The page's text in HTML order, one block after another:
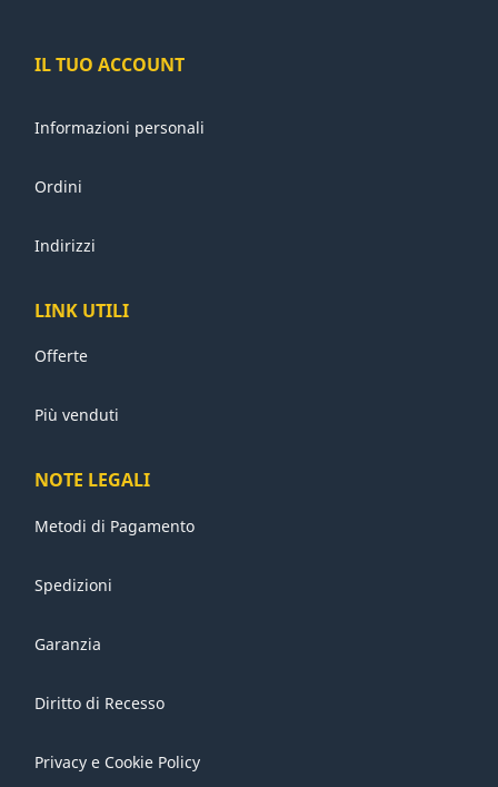
IL TUO ACCOUNT
Informazioni personali
Ordini
Indirizzi
LINK UTILI
Offerte
Più venduti
NOTE LEGALI
Metodi di Pagamento
Spedizioni
Garanzia
Diritto di Recesso
Privacy e Cookie Policy